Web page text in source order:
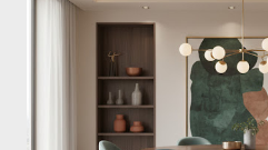
thảm phù hợp nhất. Cách Chọn
Khách Chuẩn Theo Từng Loại
sao kích thước thảm phòng
kế nội thất, thảm không chỉ có
vai trò kết nối toàn bộ khu vực